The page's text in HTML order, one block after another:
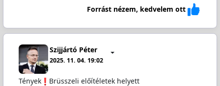
Forrást nézem, kedvelem ott
Szijjártó Péter
2025. 11. 04. 19:02
Tények
️Brüsszeli előítéletek helyett